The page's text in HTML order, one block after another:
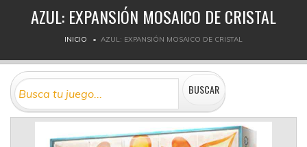
AZUL: EXPANSIÓN MOSAICO DE CRISTAL
INICIO AZUL: EXPANSIÓN MOSAICO DE CRISTAL